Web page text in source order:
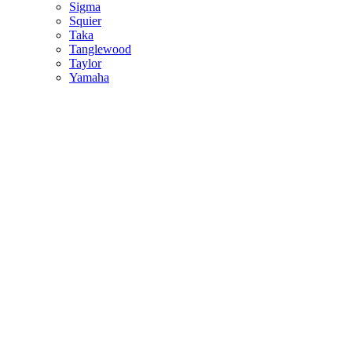
Sigma
Squier
Taka
Tanglewood
Taylor
Yamaha